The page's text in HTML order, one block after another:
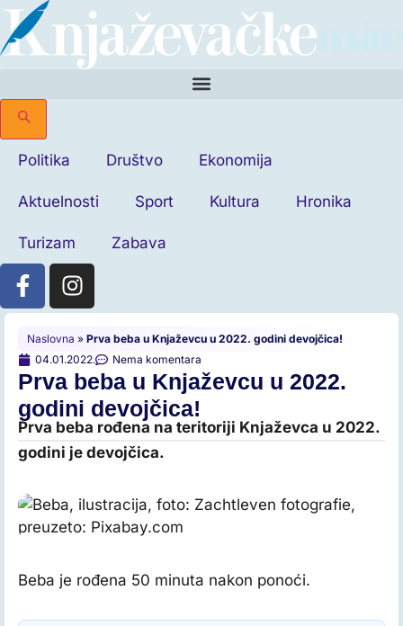
Politika Društvo Ekonomija
Aktuelnosti Sport Kultura Hronika
Turizam Zabava
Naslovna » Prva beba u Knjaževcu u 2022. godini devojčica!
04.01.2022.
Nema komentara
Prva beba u Knjaževcu u 2022.
godini devojčica!
Prva beba rođena na teritoriji Knjaževca u 2022.
godini je devojčica.
Pixabay.com
Beba je rođena 50 minuta nakon ponoći.